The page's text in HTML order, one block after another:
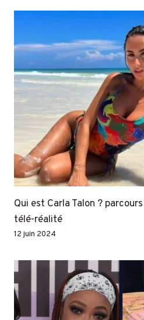
Qui est Carla Talon ?
télé-réalité
12 juin 2024